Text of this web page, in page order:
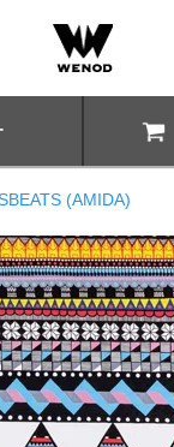
(AMIDA)